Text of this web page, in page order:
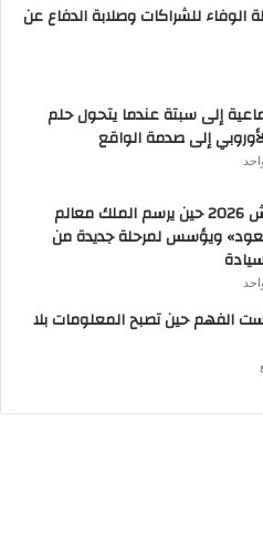
الوفاء للشراكات وصلابة الدفاع عن
إلى سبتة عندما يتحول حلم
إلى صدمة الواقع
خطاب العرش 2026 حين يرسم الملك معالم
ويؤسس لمرحلة جديدة من
الفهم حين تصبح المعلومات بلا